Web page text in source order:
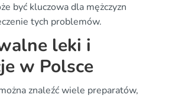
być kluczowa dla mężczyzn
tych problemów.
leki i
w Polsce
znaleźć wiele preparatów,